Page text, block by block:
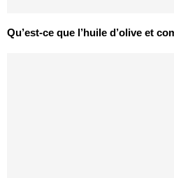
Qu’est-ce que l’huile d’olive et